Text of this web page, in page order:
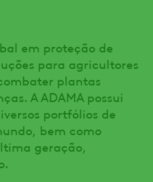
em proteção de
para agricultores
plantas
A ADAMA possui
portfólios de
bem como
geração,